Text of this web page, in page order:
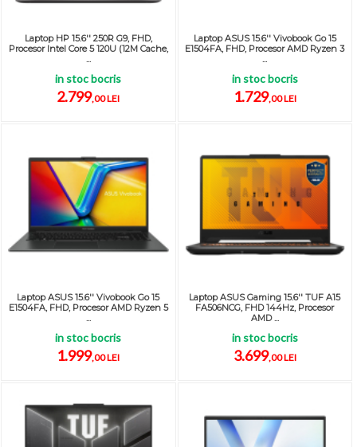
Laptop HP 15.6'' 250R G9, FHD,
Procesor Intel Core 5 120U (12M Cache,
in stoc bocris
2.799,00 LEI
Laptop ASUS 15.6'' Vivobook Go 15
E1504FA, FHD, Procesor AMD Ryzen 3
in stoc bocris
1.729,00 LEI
Laptop ASUS 15.6'' Vivobook Go 15
E1504FA, FHD, Procesor AMD Ryzen 5
...
in stoc bocris
1.999,00 LEI
Laptop ASUS Gaming 15.6'' TUF A15
FA506NCG, FHD 144Hz, Procesor
AMD ...
in stoc bocris
3.699,00 LEI